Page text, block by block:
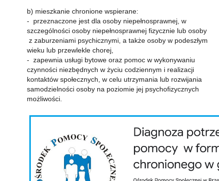
b) mieszkanie chronione wspierane:
- przeznaczone jest dla osoby niepełnosprawnej, w
szczególności osoby niepełnosprawnej fizycznie lub osoby
z zaburzeniami psychicznymi, a także osoby w podeszłym
wieku lub przewlekle chorej,
- zapewnia usługi bytowe oraz pomoc w wykonywaniu
czynności niezbędnych w życiu codziennym i realizacji
kontaktów społecznych, w celu utrzymania lub rozwijania
samodzielności osoby na poziomie jej psychofizycznych
możliwości.